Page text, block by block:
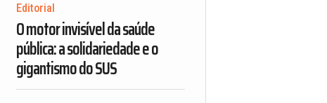
Editorial
O motor invisível da saúde
pública: a solidariedade e o
gigantismo do SUS